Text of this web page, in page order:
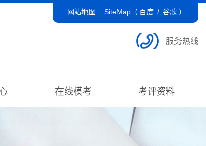
网站地图 SiteMap（百度 / 谷歌）
服务热线
在线模考 考评资料